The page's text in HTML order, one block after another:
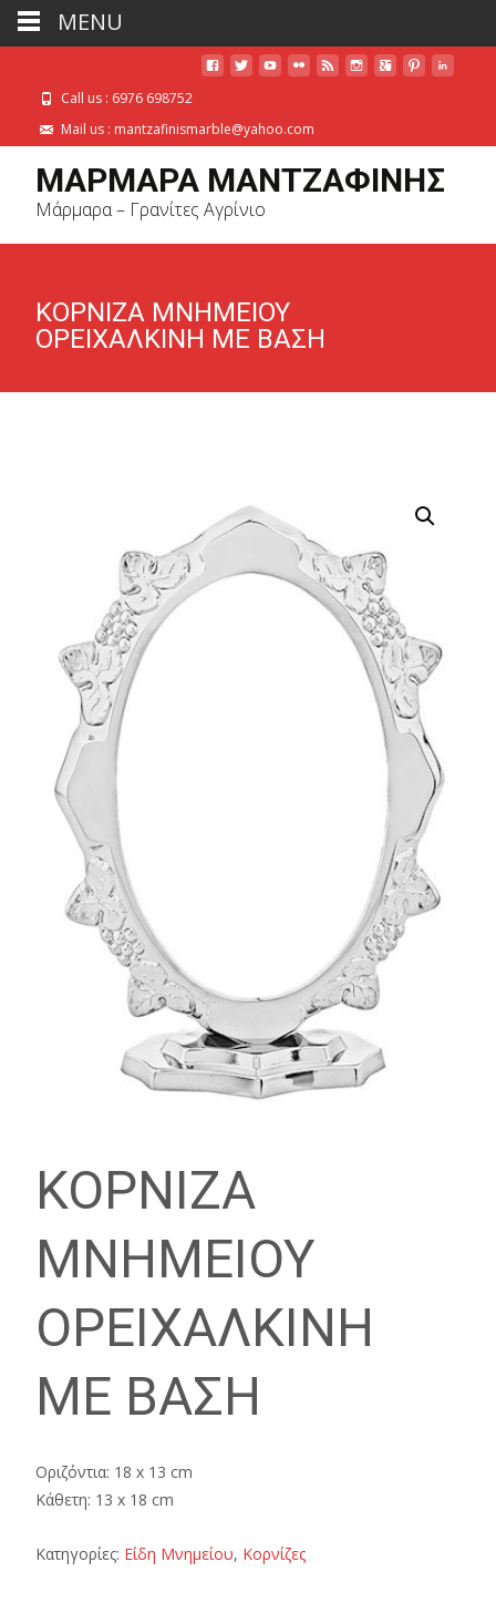
Call us : 6976 698752
Mail us : mantzafinismarble@yahoo.com
ΜΑΡΜΑΡΑ ΜΑΝΤΖΑΦΙΝΗΣ
Μάρμαρα – Γρανίτες Αγρίνιο
ΚΟΡΝΙΖΑ ΜΝΗΜΕΙΟΥ
ΟΡΕΙΧΑΛΚΙΝΗ ΜΕ ΒΑΣΗ
ΚΟΡΝΙΖΑ
ΜΝΗΜΕΙΟΥ
ΟΡΕΙΧΑΛΚΙΝΗ
ΜΕ ΒΑΣΗ
Οριζόντια: 18 x 13 cm
Κάθετη: 13 x 18 cm
Κατηγορίες: Είδη Μνημείου, Κορνίζες
MENU